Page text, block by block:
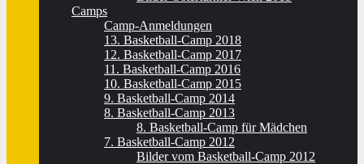
Camps
Camp-Anmeldungen
13. Basketball-Camp 2018
12. Basketball-Camp 2017
11. Basketball-Camp 2016
10. Basketball-Camp 2015
9. Basketball-Camp 2014
8. Basketball-Camp 2013
8. Basketball-Camp für Mädchen
7. Basketball-Camp 2012
Bilder vom Basketball-Camp 2012